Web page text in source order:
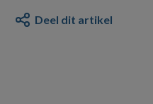
Deel dit artikel